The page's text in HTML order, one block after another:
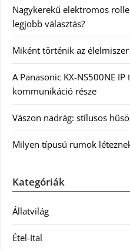
Nagykerekű elektromos
legjobb választás?
Miként történik az
A Panasonic KX-NS500NE
kommunikáció része
Vászon nadrág: stílusos
Milyen típusú rumok
Kategóriák
Állatvilág
Étel-Ital